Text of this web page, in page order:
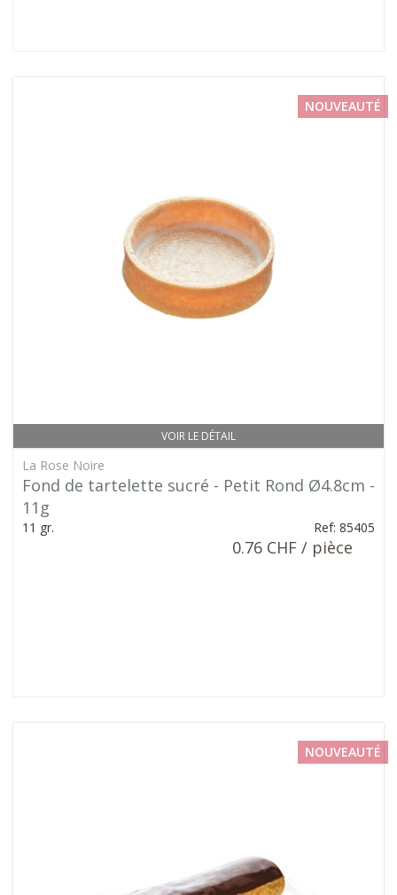
VOIR LE DÉTAIL
NOUVEAUTÉ
La Rose Noire
Fond de tartelette sucré - Petit Rond Ø4.8cm -
11g
11 gr. Ref: 85405
0.76 CHF / pièce
NOUVEAUTÉ